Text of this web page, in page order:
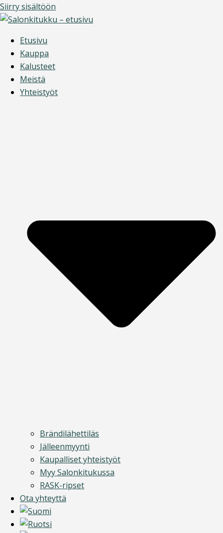
Siirry sisältöön
Etusivu
Kauppa
Kalusteet
Meistä
Yhteistyöt
Brändilähettiläs
Jälleenmyynti
Kaupalliset yhteistyöt
Myy Salonkitukussa
RASK-ripset
Ota yhteyttä